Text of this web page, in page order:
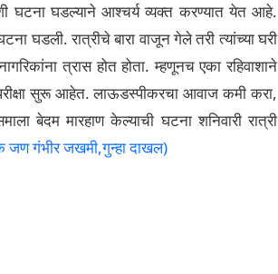
घटना घडल्याने आश्चर्य व्यक्त करण्यात येत आहे.
घडली. रात्रीचे बारा वाजून गेले तरी त्यांच्या घरी
त्रास होत होता. म्हणूनच एका रहिवाशाने
सुरू आहेत. लाऊडस्पीकरचा आवाज कमी करा,
बेदम मारहाण केल्याची घटना शनिवारी रात्री
जण गंभीर जखमी,गुन्हा दाखल)